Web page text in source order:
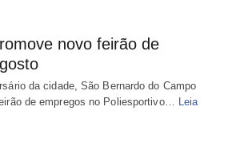
novo feirão de
da cidade, São Bernardo do Campo
de empregos no Poliesportivo…
Leia